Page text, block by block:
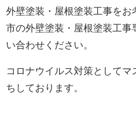
外壁塗装・屋根塗装工事を
市の外壁塗装・屋根塗装工事
い合わせください。
コロナウイルス対策として
ちしております。